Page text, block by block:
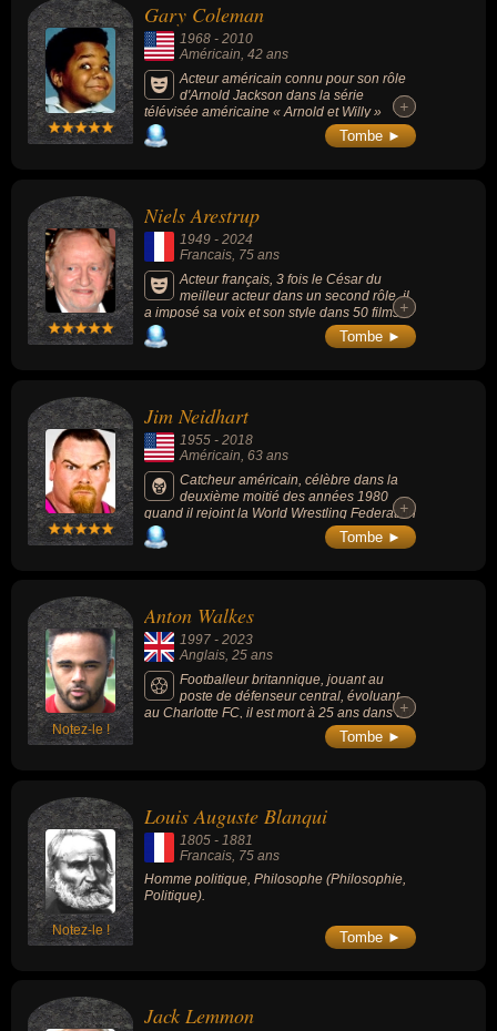
Gary Coleman
1968 - 2010
Américain, 42 ans
Acteur américain connu pour son rôle
d'Arnold Jackson dans la série
télévisée américaine « Arnold et Willy »
(1978-1986, sitcom, 8 saisons, 189
épisodes).
+
+
Tombe ►
Niels Arestrup
1949 - 2024
Francais, 75 ans
Acteur français, 3 fois le César du
meilleur acteur dans un second rôle, il
a imposé sa voix et son style dans 50 films
environ. Figure de films de Jacques Audiard,
il est connu pour ses rôle dans « Stavisky »
(2009, gangster), « Quai d’Orsay » (2013,
comédie, avec Thierry Lhermitte), « Au revoir
là-haut » (2017, historique, avec Albert
Dupontel).
+
+
Tombe ►
Jim Neidhart
1955 - 2018
Américain , 63 ans
Catcheur américain, célèbre dans la
deuxième moitié des années 1980
quand il rejoint la World Wrestling Federation
(WWF) en formant The Hart Foundation avec
son beau-frère Bret Hart avec qui il remporte
+
+
Tombe ►
Notez-le !
Anton Walkes
1997 - 2023
Anglais, 25 ans
Footballeur britannique, jouant au
poste de défenseur central, évoluant
au Charlotte FC, il est mort à 25 ans dans un
+
+
Tombe ►
Notez-le !
Louis Auguste Blanqui
1805 - 1881
Francais , 75 ans
Homme politique, Philosophe (Philosophie,
Politique).
Tombe ►
Jack Lemmon